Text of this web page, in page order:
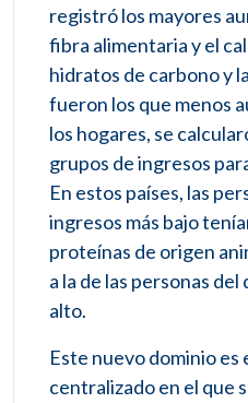
registró los mayores
fibra alimentaria y el
hidratos de carbono y
fueron los que menos
los hogares, se
grupos de ingresos
En estos países, las
ingresos más bajo
proteínas de origen
a la de las personas
alto.
Este nuevo dominio es
centralizado en el que